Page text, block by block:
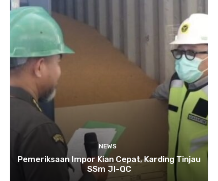
NEWS
Pemeriksaan Impor Kian Cepat, Karding Tinjau
SSm JI-QC